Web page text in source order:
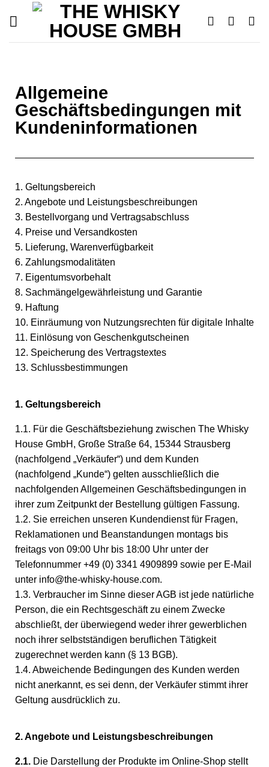
Allgemeine
Geschäftsbedingungen mit
Kundeninformationen
1. Geltungsbereich
2. Angebote und Leistungsbeschreibungen
3. Bestellvorgang und Vertragsabschluss
4. Preise und Versandkosten
5. Lieferung, Warenverfügbarkeit
6. Zahlungsmodalitäten
7. Eigentumsvorbehalt
8. Sachmängelgewährleistung und Garantie
9. Haftung
10. Einräumung von Nutzungsrechten für digitale Inhalte
11. Einlösung von Geschenkgutscheinen
12. Speicherung des Vertragstextes
13. Schlussbestimmungen
1. Geltungsbereich
1.1. Für die Geschäftsbeziehung zwischen The Whisky
House GmbH, Große Straße 64, 15344 Strausberg
(nachfolgend „Verkäufer“) und dem Kunden
(nachfolgend „Kunde“) gelten ausschließlich die
nachfolgenden Allgemeinen Geschäftsbedingungen in
ihrer zum Zeitpunkt der Bestellung gültigen Fassung.
1.2. Sie erreichen unseren Kundendienst für Fragen,
Reklamationen und Beanstandungen montags bis
freitags von 09:00 Uhr bis 18:00 Uhr unter der
Telefonnummer +49 (0) 3341 4909899 sowie per E-Mail
unter info@the-whisky-house.com.
1.3. Verbraucher im Sinne dieser AGB ist jede natürliche
Person, die ein Rechtsgeschäft zu einem Zwecke
abschließt, der überwiegend weder ihrer gewerblichen
noch ihrer selbstständigen beruflichen Tätigkeit
zugerechnet werden kann (§ 13 BGB).
1.4. Abweichende Bedingungen des Kunden werden
nicht anerkannt, es sei denn, der Verkäufer stimmt ihrer
Geltung ausdrücklich zu.
2. Angebote und Leistungsbeschreibungen
2.1. Die Darstellung der Produkte im Online-Shop stellt